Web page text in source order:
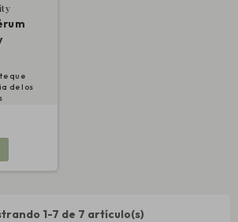
que
de los
1-7 de 7 artículo(s)